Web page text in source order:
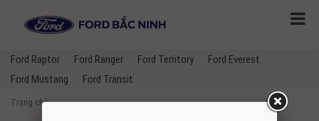
Ford Raptor Ford Ranger Ford Territory
Ford Everest
Ford Mustang
Ford Transit
Trang chủ →